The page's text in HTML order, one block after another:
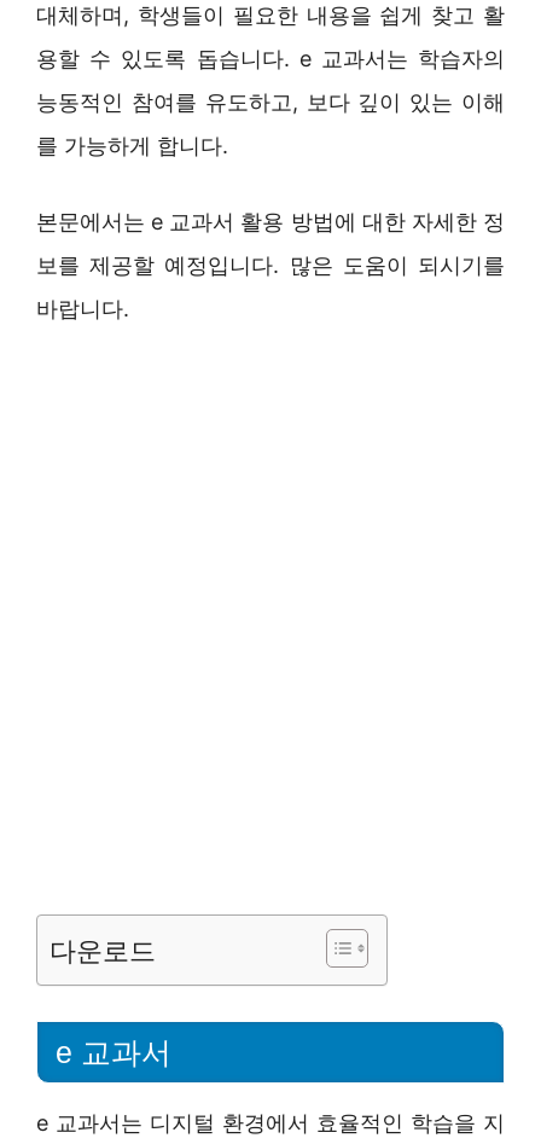
대체하며, 학생들이 필요한 내용을 쉽게 찾고 활
용할 수 있도록 돕습니다. e 교과서는 학습자의
능동적인 참여를 유도하고, 보다 깊이 있는 이해
를 가능하게 합니다.
본문에서는 e 교과서 활용 방법에 대한 자세한 정
보를 제공할 예정입니다. 많은 도움이 되시기를
바랍니다.
다운로드
e 교과서
e 교과서는 디지털 환경에서 효율적인 학습을 지